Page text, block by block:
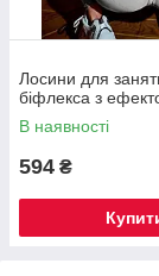
Лосини для
біфлекса з
В наявності
594 ₴